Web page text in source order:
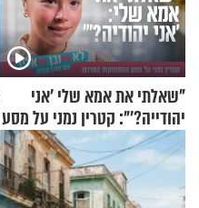
"שאלתי את אמא שלי 'אני
יהודייה?'": קטרין נמני על מסע
ההתחזקות המרגש